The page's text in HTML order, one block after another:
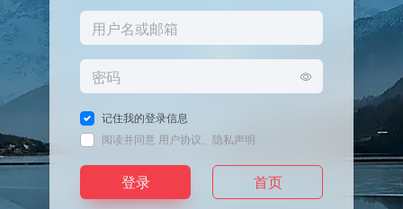
记住我的登录信息
阅读并同意 用户协议 隐私声明
登录 首页